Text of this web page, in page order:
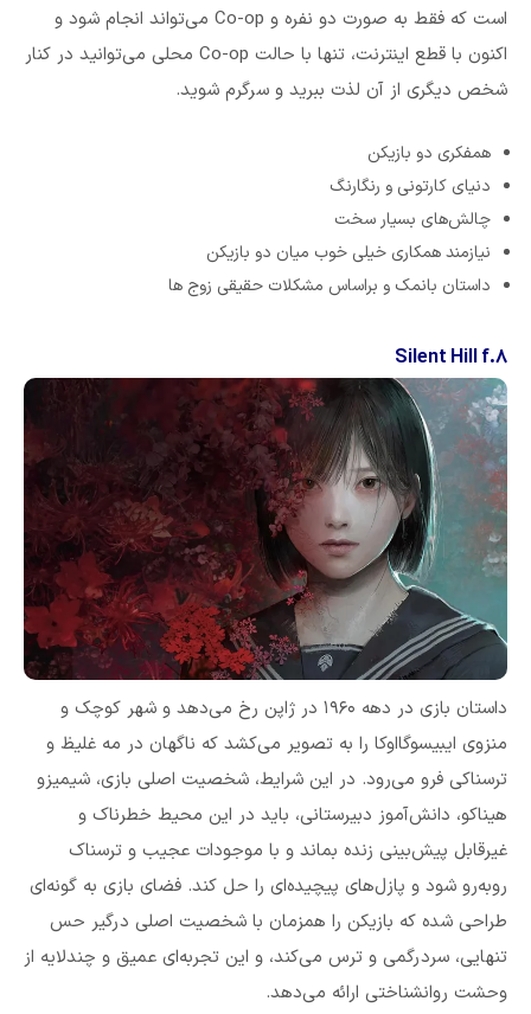
است که فقط به صورت دو نفره و Co-op می‌تواند انجام شود و
اکنون با قطع اینترنت، تنها با حالت Co-op محلی می‌توانید در کنار
شخص دیگری از آن لذت ببرید و سرگرم شوید.
همفکری دو بازیکن
دنیای کارتونی و رنگارنگ
چالش‌های بسیار سخت
نیازمند همکاری خیلی خوب میان دو بازیکن
داستان بانمک و براساس مشکلات حقیقی زوج ها
۸.Silent Hill f
داستان بازی در دهه ۱۹۶۰ در ژاپن رخ می‌دهد و شهر کوچک و
منزوی ایبیسوگااوکا را به تصویر می‌کشد که ناگهان در مه غلیظ و
ترسناکی فرو می‌رود. در این شرایط، شخصیت اصلی بازی، شیمیزو
هیناکو، دانش‌آموز دبیرستانی، باید در این محیط خطرناک و
غیرقابل پیش‌بینی زنده بماند و با موجودات عجیب و ترسناک
روبه‌رو شود و پازل‌های پیچیده‌ای را حل کند. فضای بازی به گونه‌ای
طراحی شده که بازیکن را همزمان با شخصیت اصلی درگیر حس
تنهایی، سردرگمی و ترس می‌کند، و این تجربه‌ای عمیق و چندلایه از
وحشت روانشناختی ارائه می‌دهد.